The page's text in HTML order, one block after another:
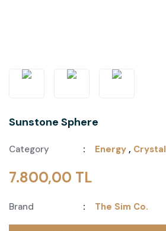
Sunstone Sphere
Category Energy , Crystal
7.800,00 TL
Brand The Sim Co.